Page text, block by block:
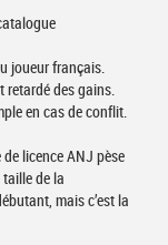
joueur français.
retardé des gains.
en cas de conflit.
licence ANJ pèse
de la
mais c’est la